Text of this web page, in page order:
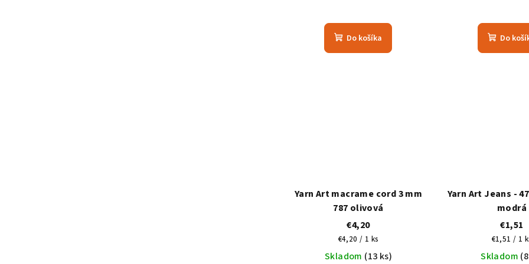
Do košíka Do
Yarn Art macrame cord 3 mm
787 olivová
€4,20
Jednotková
cena:
€4,20 / 1 ks
Skladom (13 ks)
Yarn Art Jeans -
modrá
€1,51
cena:
€1,51 / 1
Skladom